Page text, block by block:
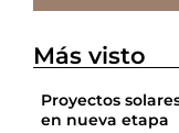
Más visto
Proyectos
en nueva etapa